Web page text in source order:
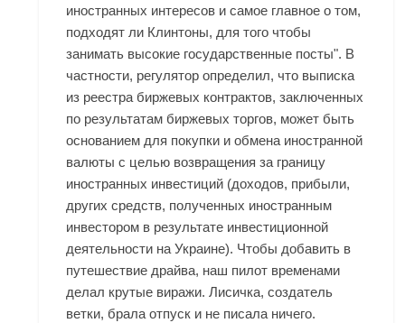
иностранных интересов и самое главное о том,
подходят ли Клинтоны, для того чтобы
занимать высокие государственные посты". В
частности, регулятор определил, что выписка
из реестра биржевых контрактов, заключенных
по результатам биржевых торгов, может быть
основанием для покупки и обмена иностранной
валюты с целью возвращения за границу
иностранных инвестиций (доходов, прибыли,
других средств, полученных иностранным
инвестором в результате инвестиционной
деятельности на Украине). Чтобы добавить в
путешествие драйва, наш пилот временами
делал крутые виражи. Лисичка, создатель
ветки, брала отпуск и не писала ничего.